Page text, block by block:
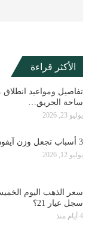
الأكثر قراءة
تفاصيل ومواعيد
ساحة الحريق…
يوليو 23, 2026
3 أسباب تجعل وزن آيفون 18 برو ماكس ميزة لا عيبًا
يوليو 12, 2026
سعر الذهب اليوم
سجل عيار 21؟
4 أيام منذ